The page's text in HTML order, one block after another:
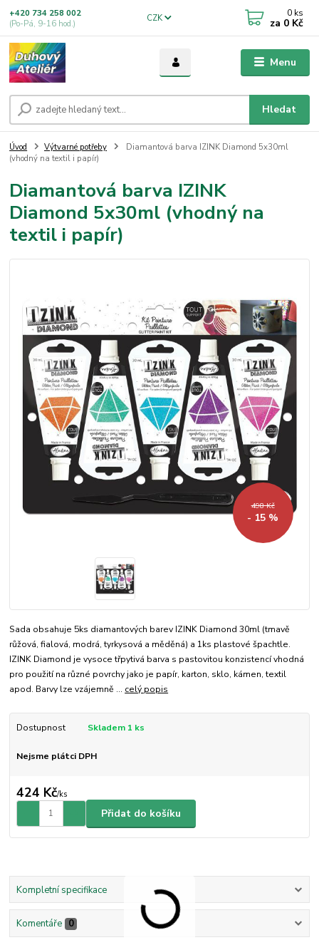
Menu
CZK
Hledat
+420 734 258 002
(Po-Pá, 9-16 hod.)
0 ks
za 0 Kč
Úvod Výtvarné potřeby
Diamantová barva IZINK Diamond 5x30ml
(vhodný na textil i papír)
Diamantová barva IZINK
Diamond 5x30ml (vhodný na
textil i papír)
498 Kč
- 15 %
Sada obsahuje 5ks diamantových barev IZINK Diamond 30ml (tmavě
růžová, fialová, modrá, tyrkysová a měděná) a 1ks plastové špachtle.
IZINK Diamond je vysoce třpytivá barva s pastovitou konzistencí vhodná
pro použití na různé povrchy jako je papír, karton, sklo, kámen, textil
apod. Barvy lze vzájemně ... celý popis
Dostupnost Skladem 1 ks
Nejsme plátci DPH
424 Kč/ks
Přidat do košíku
Kompletní specifikace
Komentáře 0